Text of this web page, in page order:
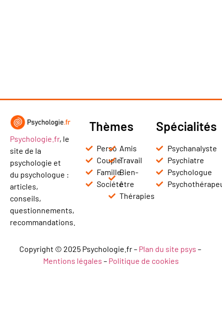
Psychologie.fr, le
site de la
psychologie et
du psychologue :
articles,
conseils,
questionnements,
recommandations.
Thèmes
Perso
Couple
Famille
Société
Amis
Travail
Bien-
être
Thérapies
Spécialités
Psychanalyste
Psychiatre
Psychologue
Copyright © 2025 Psychologie.fr – Plan du site psys –
Mentions légales – Politique de cookies